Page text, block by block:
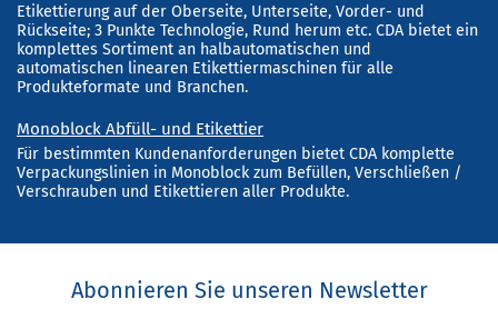
Etikettierung auf der Oberseite, Unterseite, Vorder- und
Rückseite; 3 Punkte Technologie, Rund herum etc. CDA bietet ein
komplettes Sortiment an halbautomatischen und
automatischen linearen Etikettiermaschinen für alle
Produkteformate und Branchen.
Monoblock Abfüll- und Etikettier
Für bestimmten Kundenanforderungen bietet CDA komplette
Verpackungslinien in Monoblock zum Befüllen, Verschließen /
Verschrauben und Etikettieren aller Produkte.
Abonnieren Sie unseren Newsletter